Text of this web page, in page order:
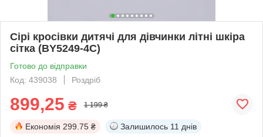
Сірі кросівки дитячі для дівчинки літні шкіра
сітка (BY5249-4C)
Готово до відправки
Код: 439038
Роздріб
899,25 ₴ 1 199 ₴
Економія 299.75 ₴ Залишилось 11 днів